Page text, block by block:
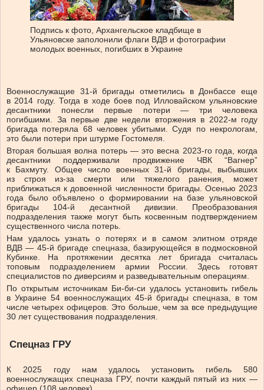
Подпись к фото, Архангельское кладбище в
Ульяновске заполонили флаги ВДВ и фотографии
молодых военных, погибших в Украине
Военнослужащие 31-й бригады отметились в Донбассе еще
в 2014 году. Тогда в ходе боев под Илловайском ульяновские
десантники понесли первые потери — три человека
погибшими. За первые две недели вторжения в 2022-м году
бригада потеряла 68 человек убитыми. Судя по некрологам,
это были потери при штурме Гостомеля.
Вторая большая волна потерь — это весна 2023-го года, когда
десантники поддерживали продвижение ЧВК “Вагнер”
к Бахмуту. Общее число военных 31-й бригады, выбывших
из строя из-за смерти или тяжелого ранения, может
приближаться к довоенной численности бригады. Осенью 2023
года было объявлено о формировании на базе ульяновской
бригады 104-й десантной дивизии. Преобразования
подразделения также могут быть косвенным подтверждением
существенного числа потерь.
Нам удалось узнать о потерях и в самом элитном отряде
ВДВ — 45-й бригаде спецназа, базирующейся в подмосковной
Кубинке. На протяжении десятка лет бригада считалась
топовым подразделением армии России. Здесь готовят
специалистов по диверсиям и разведывательным операциям.
По открытым источникам Би-би-си удалось установить гибель
в Украине 54 военнослужащих 45-й бригады спецназа, в том
числе четырех офицеров. Это больше, чем за все предыдущие
30 лет существования подразделения.
Спецназ ГРУ
К 2025 году нам удалось установить гибель 580
военнослужащих спецназа ГРУ, почти каждый пятый из них —